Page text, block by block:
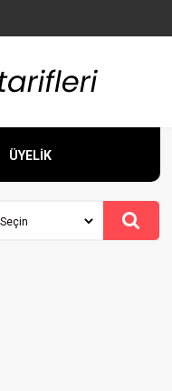
ÜYELİK